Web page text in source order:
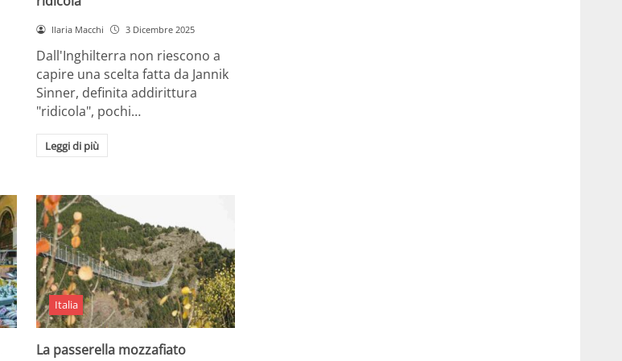
Ilaria Macchi 3 Dicembre 2025
Dall'Inghilterra non riescono a
capire una scelta fatta da Jannik
Sinner, definita addirittura
"ridicola", pochi…
Leggi di più
Italia
La passerella mozzafiato